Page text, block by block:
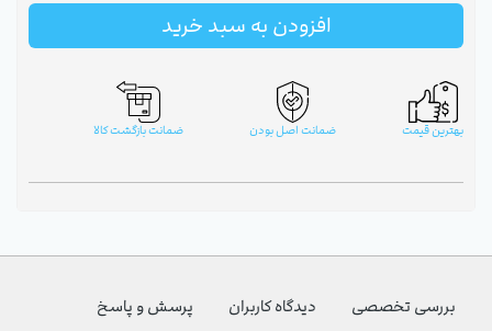
افزودن به سبد خرید
بهترین قیمت ضمانت اصل بودن ضمانت بازگشت کالا
بررسی تخصصی دیدگاه کاربران پرسش و پاسخ